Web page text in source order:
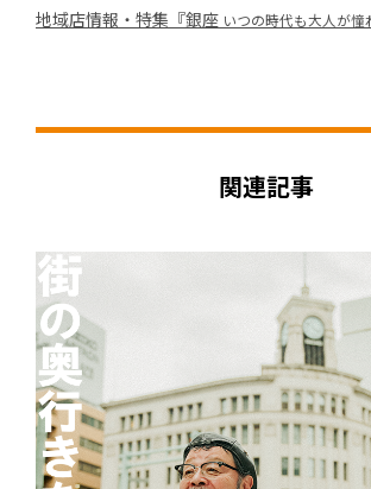
地域店情報・特集『銀座 いつの時代も大人が憧
関連記事